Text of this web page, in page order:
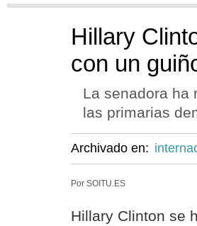
Hillary
con un
La senadora ha
las primarias
Archivado en:
Por SOITU.ES
Hillary Clinton se